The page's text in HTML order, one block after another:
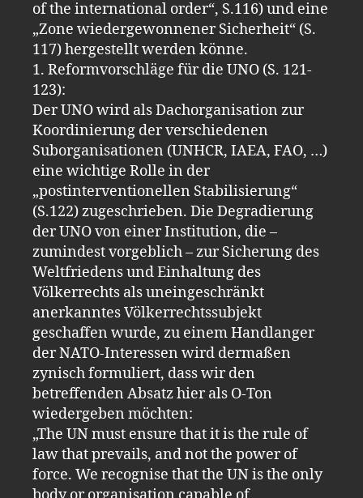
of the international order“, S.116) und eine
„Zone wiedergewonnener Sicherheit“ (S.
117) hergestellt werden könne.
1. Reformvorschläge für die UNO (S. 121-
123):
Der UNO wird als Dachorganisation zur
Koordinierung der verschiedenen
Suborganisationen (UNHCR, IAEA, FAO, …)
eine wichtige Rolle in der
„postinterventionellen Stabilisierung“
(S.122) zugeschrieben. Die Degradierung
der UNO von einer Institution, die –
zumindest vorgeblich – zur Sicherung des
Weltfriedens und Einhaltung des
Völkerrechts als uneingeschränkt
anerkanntes Völkerrechtssubjekt
geschaffen wurde, zu einem Handlanger
der NATO-Interessen wird dermaßen
zynisch formuliert, dass wir den
betreffenden Absatz hier als O-Ton
wiedergeben möchten:
„The UN must ensure that it is the rule of
law that prevails, and not the power of
force. We recognise that the UN is the only